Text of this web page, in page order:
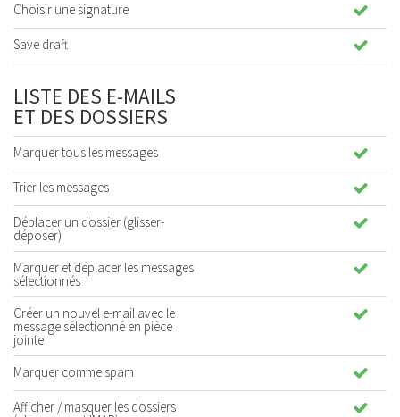
Choisir une signature
Save draft
LISTE DES E-MAILS
ET DES DOSSIERS
Marquer tous les messages
Trier les messages
Déplacer un dossier (glisser-
déposer)
Marquer et déplacer les messages
sélectionnés
Créer un nouvel e-mail avec le
message sélectionné en pièce
jointe
Marquer comme spam
Afficher / masquer les dossiers